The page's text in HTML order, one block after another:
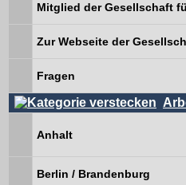
Mitglied der Gesellschaft
Zur Webseite der
Fragen
Anhalt
Berlin / Brandenburg